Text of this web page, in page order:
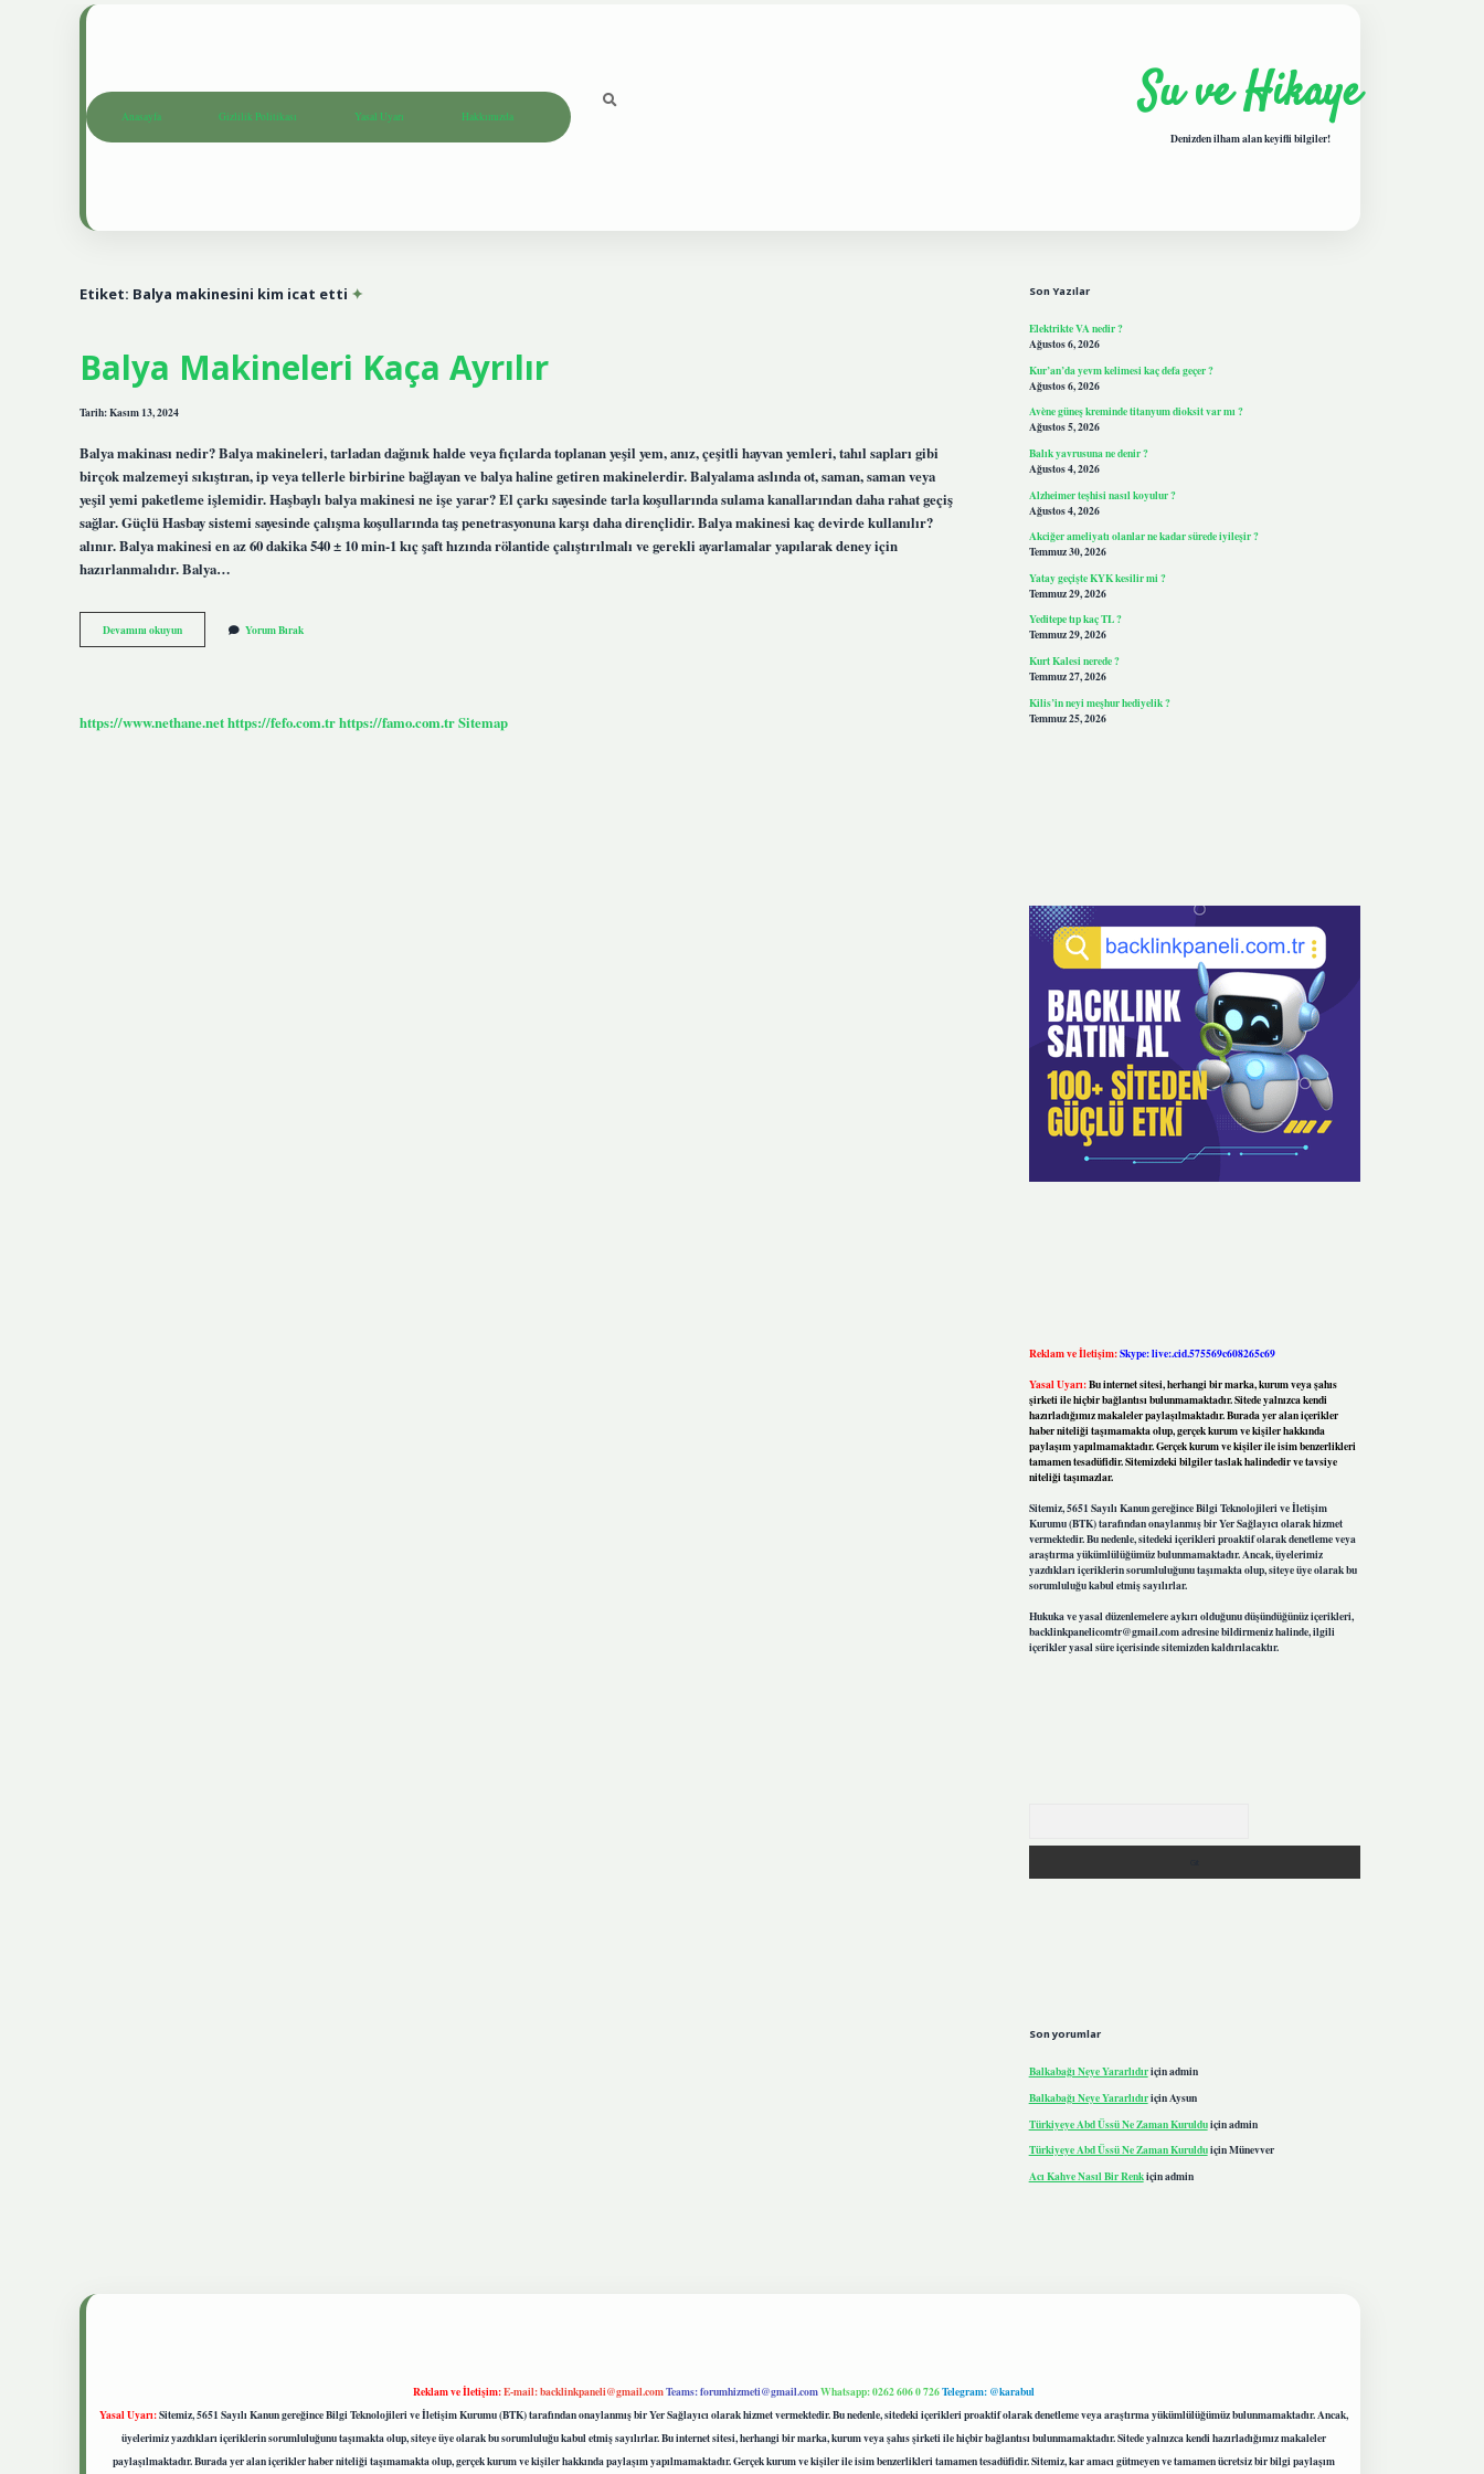
Anasayfa Gizlilik Politikası Yasal Uyarı Hakkımızda Su ve Hikaye
Denizden ilham alan keyifli bilgiler!
Etiket: Balya makinesini kim icat etti
Balya Makineleri Kaça Ayrılır
Tarih: Kasım 13, 2024
Balya makinası nedir? Balya makineleri, tarladan dağınık halde veya fıçılarda toplanan yeşil yem, anız, çeşitli hayvan yemleri, tahıl sapları gibi
birçok malzemeyi sıkıştıran, ip veya tellerle birbirine bağlayan ve balya haline getiren makinelerdir. Balyalama aslında ot, saman, saman veya
yeşil yemi paketleme işlemidir. Haşbaylı balya makinesi ne işe yarar? El çarkı sayesinde tarla koşullarında sulama kanallarından daha rahat geçiş
sağlar. Güçlü Hasbay sistemi sayesinde çalışma koşullarında taş penetrasyonuna karşı daha dirençlidir. Balya makinesi kaç devirde kullanılır?
alınır. Balya makinesi en az 60 dakika 540 ± 10 min-1 kıç şaft hızında rölantide çalıştırılmalı ve gerekli ayarlamalar yapılarak deney için
hazırlanmalıdır. Balya…
Devamını okuyunBalya
Makineleri
Yorum Bırak
https://www.nethane.nethttps://fefo.com.trhttps://famo.com.trSitemap
Son Yazılar
Elektrikte VA nedir ?
Ağustos 6, 2026
Kur’an’da yevm kelimesi kaç defa geçer ?
Ağustos 6, 2026
Avène güneş kreminde titanyum dioksit var mı ?
Ağustos 5, 2026
Balık yavrusuna ne denir ?
Ağustos 4, 2026
Alzheimer teşhisi nasıl koyulur ?
Ağustos 4, 2026
Akciğer ameliyatı olanlar ne kadar sürede iyileşir ?
Temmuz 30, 2026
Yatay geçişte KYK kesilir mi ?
Temmuz 29, 2026
Yeditepe tıp kaç TL ?
Temmuz 29, 2026
Kurt Kalesi nerede ?
Temmuz 27, 2026
Kilis’in neyi meşhur hediyelik ?
Temmuz 25, 2026
Reklam ve İletişim:Skype: live:.cid.575569c608265c69
Yasal Uyarı:Bu internet sitesi, herhangi bir marka, kurum veya şahıs
şirketi ile hiçbir bağlantısı bulunmamaktadır. Sitede yalnızca kendi
hazırladığımız makaleler paylaşılmaktadır. Burada yer alan içerikler
haber niteliği taşımamakta olup, gerçek kurum ve kişiler hakkında
paylaşım yapılmamaktadır. Gerçek kurum ve kişiler ile isim benzerlikleri
tamamen tesadüfidir. Sitemizdeki bilgiler taslak halindedir ve tavsiye
niteliği taşımazlar.
Sitemiz, 5651 Sayılı Kanun gereğince Bilgi Teknolojileri ve İletişim
Kurumu (BTK) tarafından onaylanmış bir Yer Sağlayıcı olarak hizmet
vermektedir. Bu nedenle, sitedeki içerikleri proaktif olarak denetleme veya
araştırma yükümlülüğümüz bulunmamaktadır. Ancak, üyelerimiz
yazdıkları içeriklerin sorumluluğunu taşımakta olup, siteye üye olarak bu
sorumluluğu kabul etmiş sayılırlar.
Hukuka ve yasal düzenlemelere aykırı olduğunu düşündüğünüz içerikleri,
backlinkpanelicomtr@gmail.comadresine bildirmeniz halinde, ilgili
içerikler yasal süre içerisinde sitemizden kaldırılacaktır.
Son yorumlar
Balkabağı Neye Yararlıdıriçinadmin
Balkabağı Neye YararlıdıriçinAysun
Türkiyeye Abd Üssü Ne Zaman Kurulduiçinadmin
Türkiyeye Abd Üssü Ne Zaman KurulduiçinMünevver
Acı Kahve Nasıl Bir Renkiçinadmin
Reklam ve İletişim:E-mail:backlinkpaneli@gmail.comTeams:forumhizmeti@gmail.comWhatsapp: 0262 606 0 726Telegram: @karabul
Yasal Uyarı:Sitemiz, 5651 Sayılı Kanun gereğince Bilgi Teknolojileri ve İletişim Kurumu (BTK) tarafından onaylanmış bir Yer Sağlayıcı olarak hizmet vermektedir. Bu nedenle, sitedeki içerikleri proaktif olarak denetleme veya araştırma yükümlülüğümüz bulunmamaktadır. Ancak,
üyelerimiz yazdıkları içeriklerin sorumluluğunu taşımakta olup, siteye üye olarak bu sorumluluğu kabul etmiş sayılırlar. Bu internet sitesi, herhangi bir marka, kurum veya şahıs şirketi ile hiçbir bağlantısı bulunmamaktadır. Sitede yalnızca kendi hazırladığımız makaleler
paylaşılmaktadır. Burada yer alan içerikler haber niteliği taşımamakta olup, gerçek kurum ve kişiler hakkında paylaşım yapılmamaktadır. Gerçek kurum ve kişiler ile isim benzerlikleri tamamen tesadüfidir. Sitemiz, kar amacı gütmeyen ve tamamen ücretsiz bir bilgi paylaşım